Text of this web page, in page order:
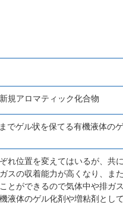
規アロマティック化合物
でゲル状を保てる有機液体の
れ位置を変えてはいるが、共
スの収着能力が高くなり、ま
とができるので気体中や排ガ
液体のゲル化剤や増粘剤とし